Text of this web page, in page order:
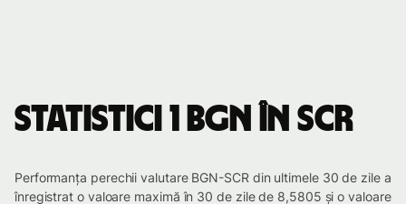
Statistici 1 BGN în SCR
Performanța perechii valutare BGN-SCR din ultimele 30 de zile a
înregistrat o valoare maximă în 30 de zile de 8,5805 și o valoare